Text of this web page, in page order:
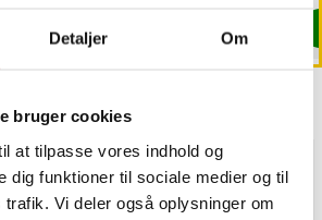
Detaljer Om
bruger cookies
at tilpasse vores indhold og
dig funktioner til sociale medier og til
Vi deler også oplysninger om